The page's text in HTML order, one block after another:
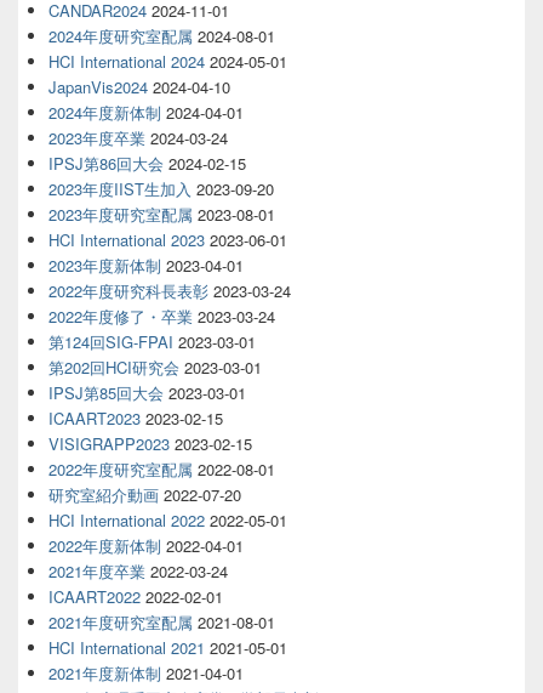
CANDAR2024 2024-11-01
2024年度研究室配属 2024-08-01
HCI International 2024 2024-05-01
JapanVis2024 2024-04-10
2024年度新体制 2024-04-01
2023年度卒業 2024-03-24
IPSJ第86回大会 2024-02-15
2023年度IIST生加入 2023-09-20
2023年度研究室配属 2023-08-01
HCI International 2023 2023-06-01
2023年度新体制 2023-04-01
2022年度研究科長表彰 2023-03-24
2022年度修了・卒業 2023-03-24
第124回SIG-FPAI 2023-03-01
第202回HCI研究会 2023-03-01
IPSJ第85回大会 2023-03-01
ICAART2023 2023-02-15
VISIGRAPP2023 2023-02-15
2022年度研究室配属 2022-08-01
研究室紹介動画 2022-07-20
HCI International 2022 2022-05-01
2022年度新体制 2022-04-01
2021年度卒業 2022-03-24
ICAART2022 2022-02-01
2021年度研究室配属 2021-08-01
HCI International 2021 2021-05-01
2021年度新体制 2021-04-01